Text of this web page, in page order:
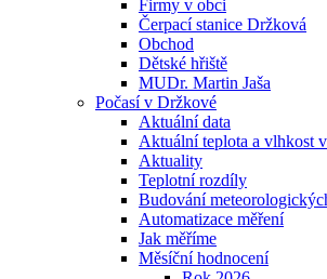
Firmy v obci
Čerpací stanice Držková
Obchod
Dětské hřiště
MUDr. Martin Jaša
Počasí v Držkové
Aktuální data
Aktuální teplota a vlhkost
Aktuality
Teplotní rozdíly
Budování
Automatizace měření
Jak měříme
Měsíční hodnocení